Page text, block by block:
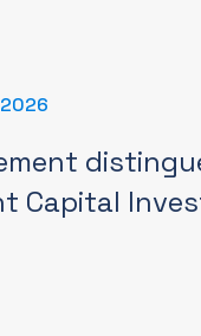
Capital